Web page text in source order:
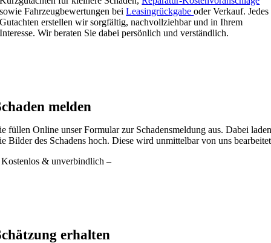
sowie Fahrzeugbewertungen beiLeasingrückgabeoder Verkauf. Jedes
Gutachten erstellen wir sorgfältig, nachvollziehbar und in Ihrem
Interesse. Wir beraten Sie dabei persönlich und verständlich.
melden
füllen Online unser Formular zur Schadensmeldung aus. Dabei
Bilder des Schadens hoch. Diese wird unmittelbar von uns
& unverbindlich –
erhalten